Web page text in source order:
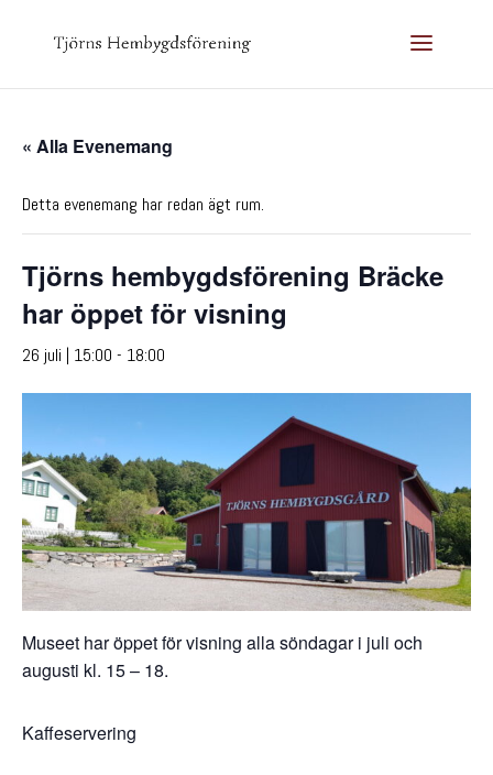
« Alla Evenemang
Detta evenemang har redan ägt rum.
Tjörns hembygdsförening Bräcke
har öppet för visning
26 juli | 15:00 - 18:00
Museet har öppet för visning alla söndagar i juli och
augusti kl. 15 – 18.
Kaffeservering